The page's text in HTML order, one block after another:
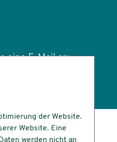
eine E-Mail an:
institut.de
der Website.
Website. Eine
werden nicht an